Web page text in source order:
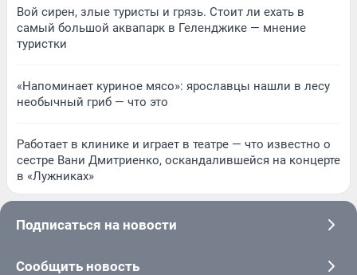
Вой сирен, злые туристы и грязь. Стоит ли ехать в
самый большой аквапарк в Геленджике — мнение
туристки
«Напоминает куриное мясо»: ярославцы нашли в лесу
необычный гриб — что это
Работает в клинике и играет в театре — что известно о
сестре Вани Дмитриенко, оскандалившейся на концерте
в «Лужниках»
Подписаться на новости
Сообщить новость